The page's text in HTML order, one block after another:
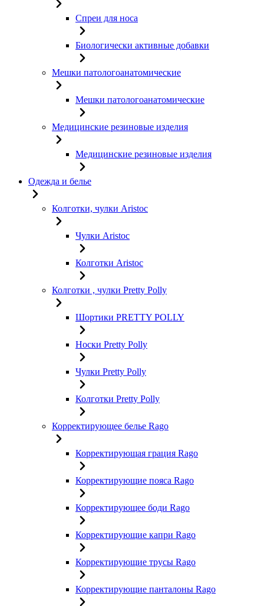
Спреи для носа
Биологически активные добавки
Мешки патологоанатомические
Мешки патологоанатомические
Медицинские резиновые изделия
Медицинские резиновые изделия
Одежда и белье
Колготки, чулки Aristoc
Чулки Aristoc
Колготки Aristoc
Колготки , чулки Pretty Polly
Шортики PRETTY POLLY
Носки Pretty Polly
Чулки Pretty Polly
Колготки Pretty Polly
Корректирующее белье Rago
Корректирующая грация Rago
Корректирующие пояса Rago
Корректирующее боди Rago
Корректирующие капри Rago
Корректирующие трусы Rago
Корректирующие панталоны Rago